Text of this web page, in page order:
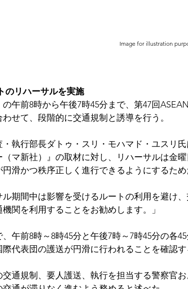
Image for illustration
のリハーサルを実施
午前8時から午後7時45分まで、第47回
せて、段階的に交通規制と誘導を行う。
執行部長ダトゥ・スリ・モハマド・ユスリ
マ新社）』の取材に対し、リハーサルは金
滑かつ秩序正しく進行できるようにするため
ル期間中は影響を受けるルートの利用を避け
関を利用することをお勧めします。」
、午前8時～8時45分と午後7時～7時45分の各
代表団の護送が円滑に行われることを確認す
通規制、要人護送、執行を担当する警察官